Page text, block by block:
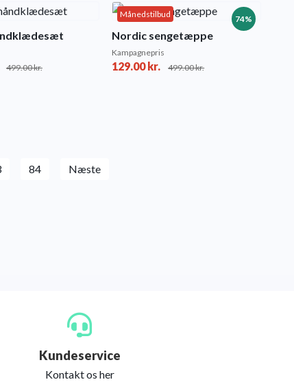
499.00kr.
74%
Månedstilbud
Nordic sengetæppe
Kampagnepris
129.00kr. 499.00kr.
84 Næste
Kundeservice
Kontakt os her